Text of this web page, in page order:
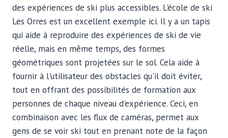
des expériences de ski plus accessibles. L'école de ski
Les Orres est un excellent exemple ici. Il y a un tapis
qui aide à reproduire des expériences de ski de vie
réelle, mais en même temps, des formes
géométriques sont projetées sur le sol. Cela aide à
fournir à l'utilisateur des obstacles qu'il doit éviter,
tout en offrant des possibilités de formation aux
personnes de chaque niveau d'expérience. Ceci, en
combinaison avec les flux de caméras, permet aux
gens de se voir ski tout en prenant note de la façon